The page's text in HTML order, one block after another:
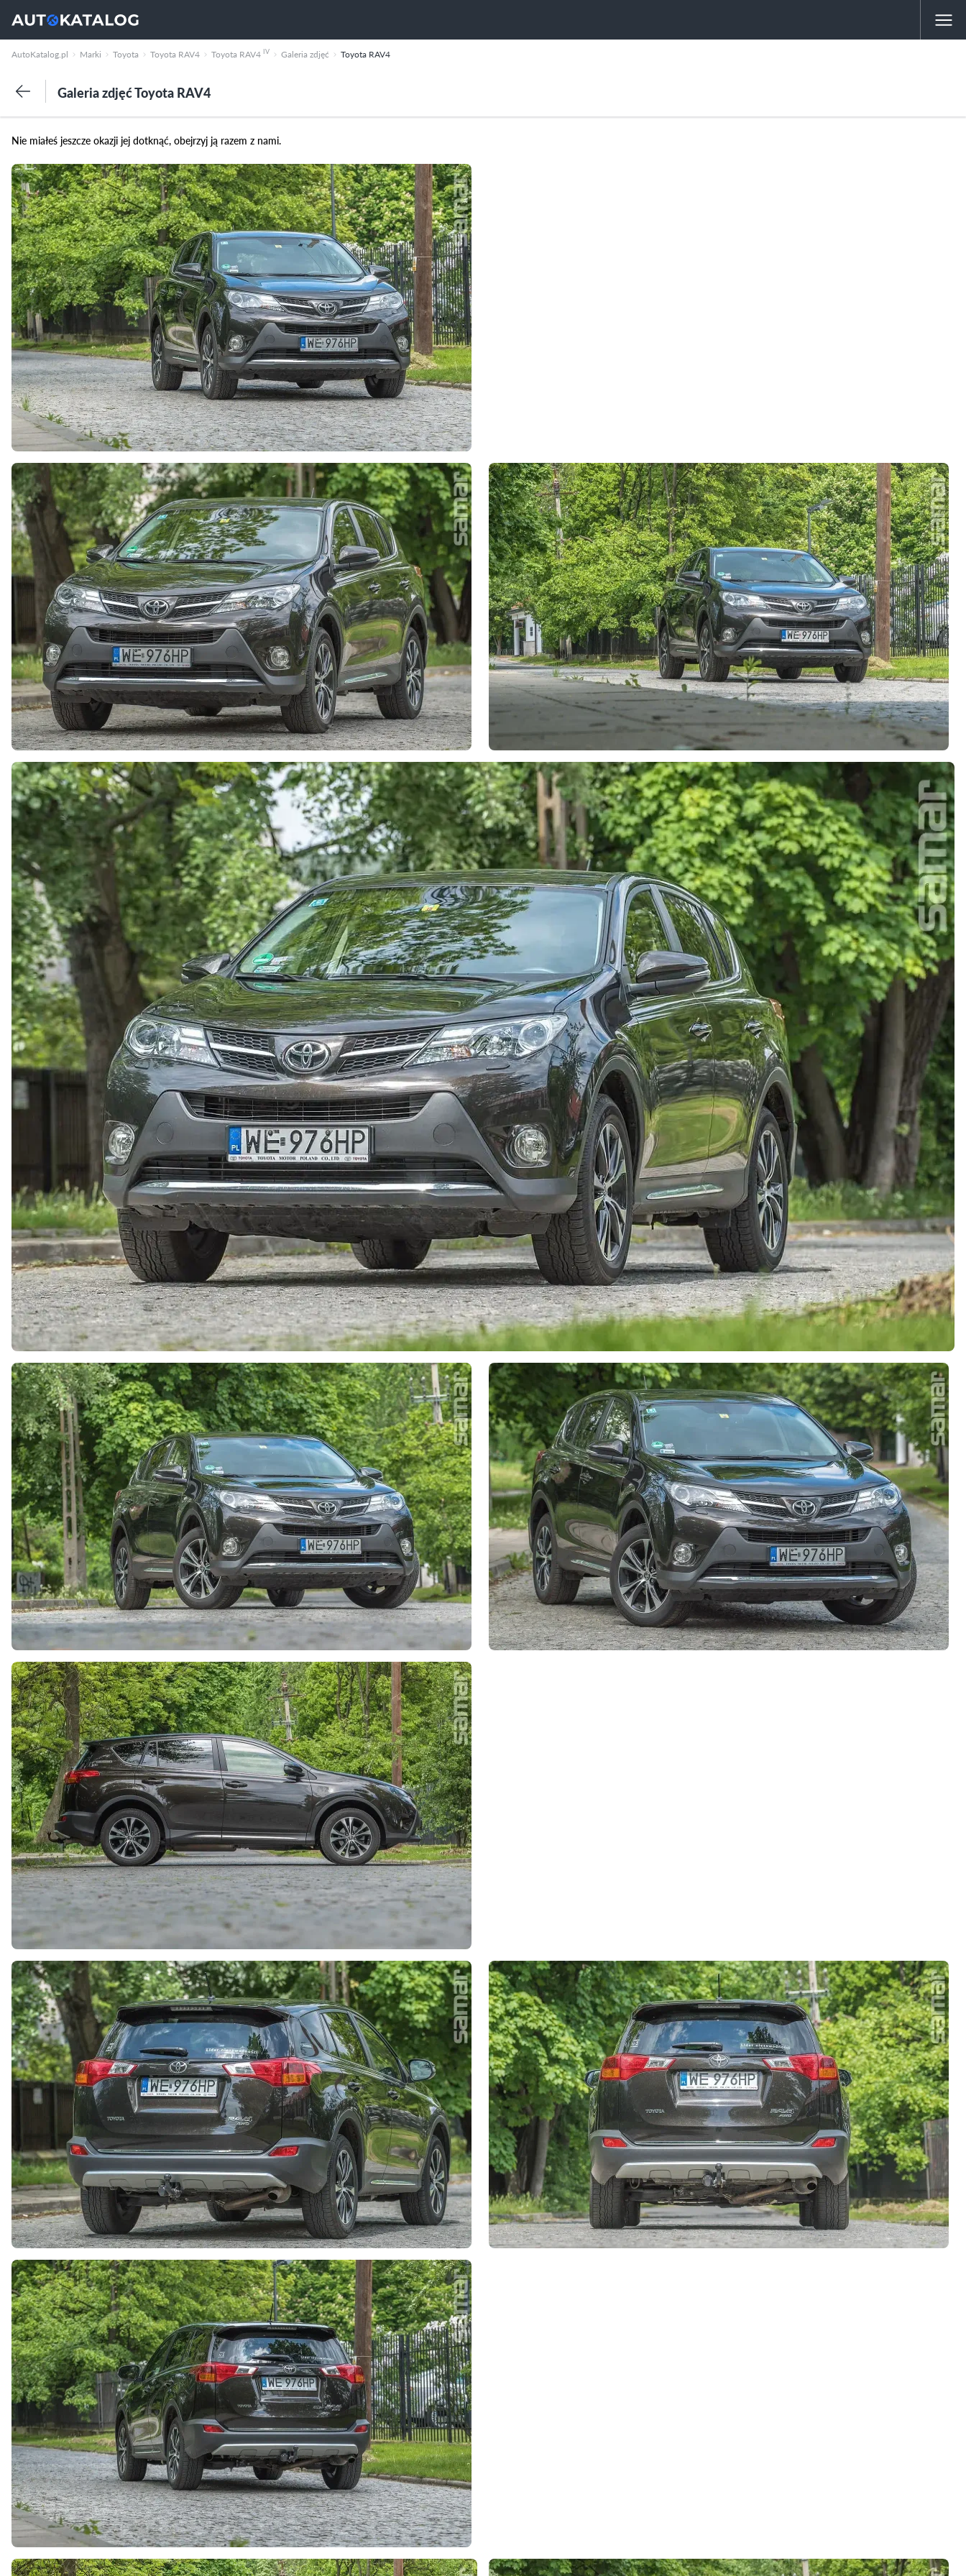
AutoKatalog.pl Marki Toyota Toyota RAV4 Toyota RAV4 IV Galeria zdjęć Toyota RAV4
Galeria zdjęć Toyota RAV4
Nie miałeś jeszcze okazji jej dotknąć, obejrzyj ją razem z nami.